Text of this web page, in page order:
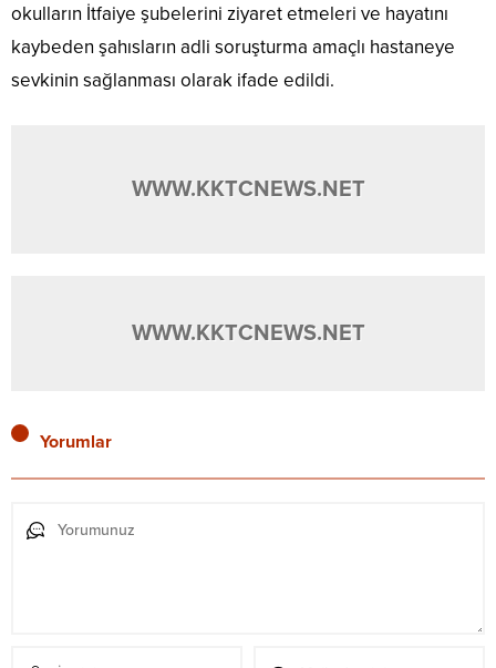
okulların İtfaiye şubelerini ziyaret etmeleri ve hayatını
kaybeden şahısların adli soruşturma amaçlı hastaneye
sevkinin sağlanması olarak ifade edildi.
WWW.KKTCNEWS.NET
WWW.KKTCNEWS.NET
Yorumlar